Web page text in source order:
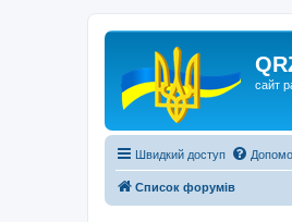
сайт
Швидкий доступ
Список форумів